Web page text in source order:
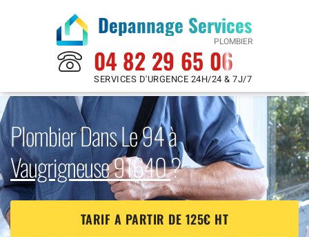
Depannage Services
PLOMBIER
04 82 29 65 06
SERVICES D'URGENCE 24H/24 & 7J/7
Plombier Dans Le 94 à
Vaugrigneuse 91640?
TARIF A PARTIR DE 125€ HT